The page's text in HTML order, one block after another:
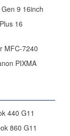
9 16inch
16
MFC-7240
PIXMA
440 G11
860 G11